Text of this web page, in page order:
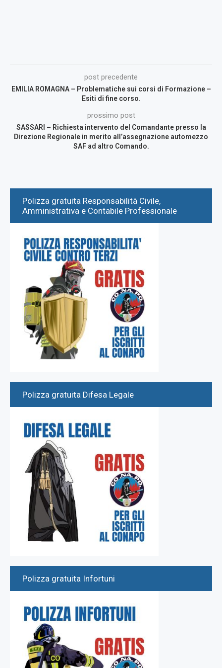
post precedente
EMILIA ROMAGNA – Problematiche sui corsi di Formazione –
Esiti di fine corso.
prossimo post
SASSARI – Richiesta intervento del Comandante presso la
Direzione Regionale in merito all’assegnazione automezzo
SAF ad altro Comando.
Polizza gratuita Responsabilità Civile,
Amministrativa e Contabile Professionale
Polizza gratuita Difesa Legale
Polizza gratuita Infortuni